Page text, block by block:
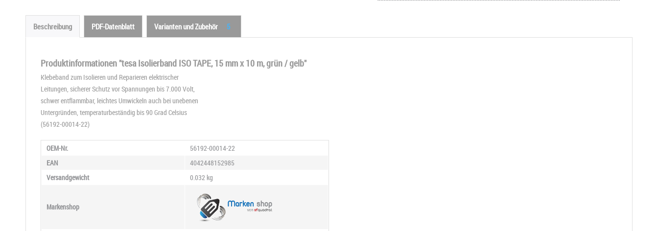
Beschreibung PDF-Datenblatt Varianten und Zubehör 5
Produktinformationen "tesa Isolierband ISO TAPE, 15 mm x 10 m, grün / gelb"
Klebeband zum Isolieren und Reparieren elektrischer
Leitungen, sicherer Schutz vor Spannungen bis 7.000 Volt,
schwer entflammbar, leichtes Umwickeln auch bei unebenen
Untergründen, temperaturbeständig bis 90 Grad Celsius
(56192-00014-22)
OEM-Nr.
56192-00014-22
EAN
4042448152985
Versandgewicht
0.032 kg
Markenshop